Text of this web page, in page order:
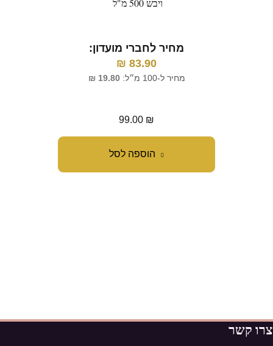
הוספה לסל
ויבש 500 מ"ל
מחיר לחברי מועדון:
83.90
₪
מחיר ל-100 מ״ל: 19.80
₪
99.00 ₪
צרו קשר